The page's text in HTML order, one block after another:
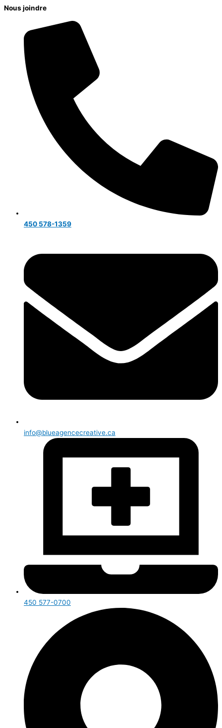
Nous joindre
450 578-1359
info@blueagencecreative.ca
450 577-0700